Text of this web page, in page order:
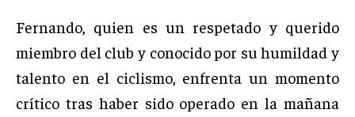
Fernando, quien es un respetado y querido
miembro del club y conocido por su humildad y
talento en el ciclismo, enfrenta un momento
crítico tras haber sido operado en la mañana